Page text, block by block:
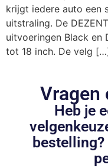
krijgt iedere auto een
uitstraling. De
uitvoeringen Black en
tot 18 inch. De velg
Vragen
Heb je
bestelling?